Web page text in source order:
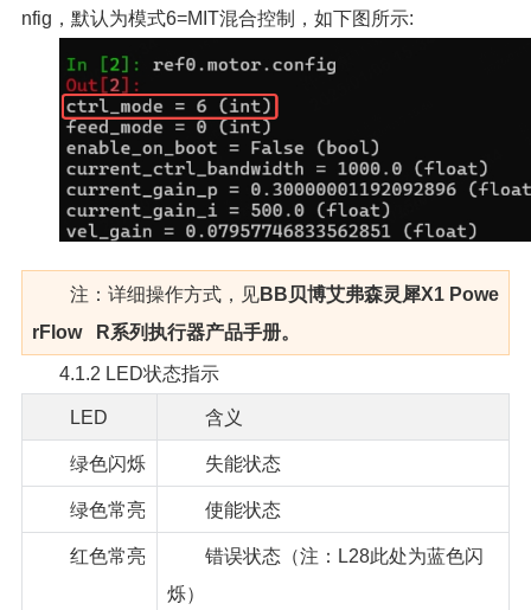
nfig，默认为模式6=MIT混合控制，如下图所示:
注：详细操作方式，见BB贝博艾弗森灵犀X1 Powe
rFlow R系列执行器产品手册。
4.1.2 LED状态指示
LED 含义
绿色闪烁 失能状态
绿色常亮 使能状态
红色常亮
错误状态（注：L28此处为蓝色闪
烁）